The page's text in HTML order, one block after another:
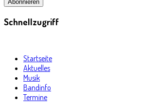
Schnellzugriff
Startseite
Aktuelles
Musik
Bandinfo
Termine